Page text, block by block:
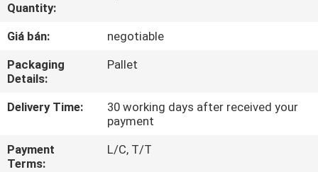
CHÚNG
TÔI
THAM
QUAN
MÁY
Co.,
Ltd.
Rights
Reserved.
Quantity:
Giá bán:
negotiable
Packaging
Details:
Pallet
Delivery Time:
30 working days after received your
payment
Payment
Terms:
L/C, T/T